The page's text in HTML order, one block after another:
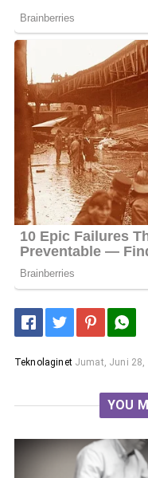
Teknolaginet Jumat, Juni 28,
YOU